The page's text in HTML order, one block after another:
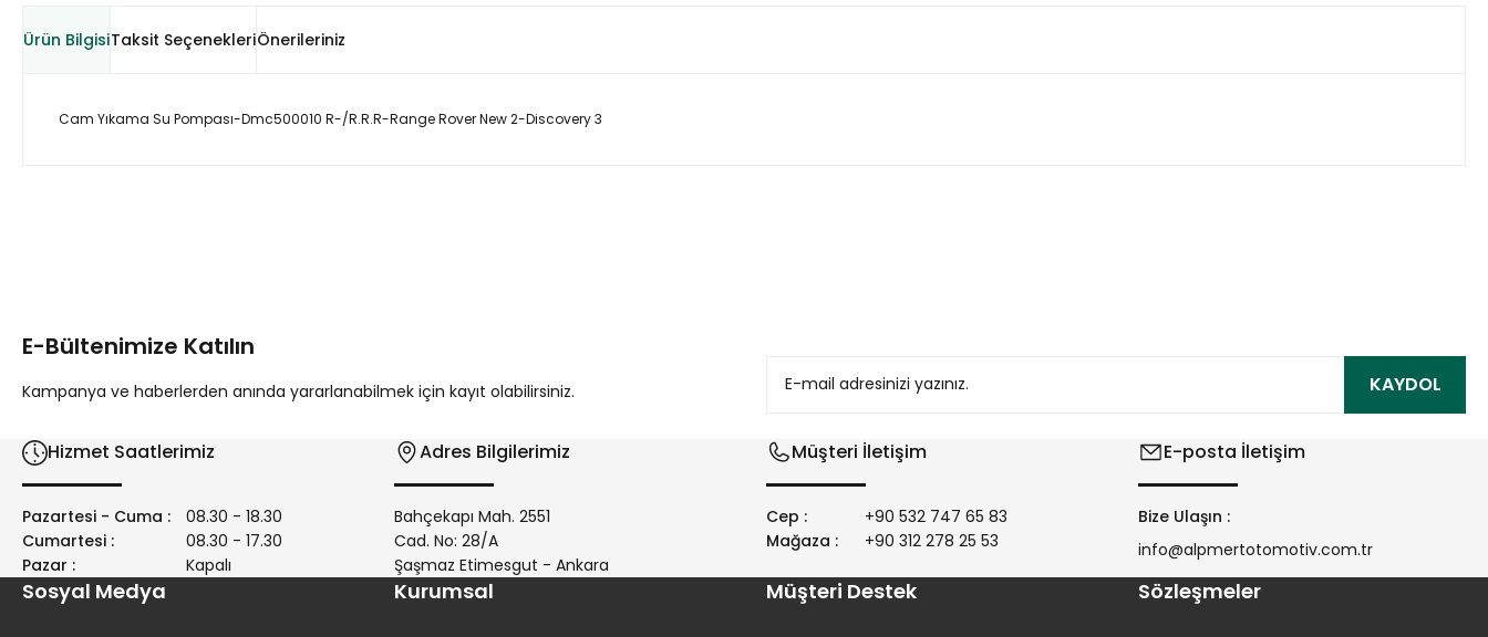
Ürün BilgisiTaksit SeçenekleriÖnerileriniz
Cam Yıkama Su Pompası-Dmc500010 R-/R.R.R-Range Rover New 2-Discovery 3
Ürün bilgilerinde hatalar bulunuyor.
E-Bültenimize Katılın
Kampanya ve haberlerden anında yararlanabilmek için kayıt olabilirsiniz. KAYDOL
Hizmet Saatlerimiz
Pazartesi - Cuma :
08.30 - 18.30
Cumartesi :
08.30 - 17.30
Pazar :
Kapalı
Adres Bilgilerimiz
Bahçekapı Mah. 2551
Cad. No: 28/A
Şaşmaz Etimesgut - Ankara
Müşteri İletişim
Cep :
+90 532 747 65 83
Mağaza :
+90 312 278 25 53
E-posta İletişim
Bize Ulaşın :
info@alpmertotomotiv.com.tr
Sosyal Medya Kurumsal Müşteri Destek Sözleşmeler